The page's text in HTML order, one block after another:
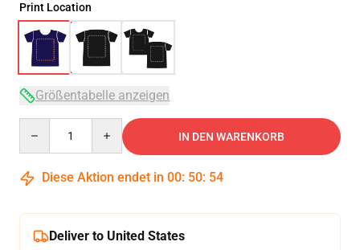
Print Location
Größentabelle anzeigen
IN DEN WARENKORB
Diese Aktion endet in 00: 50: 54
Deliver to United States